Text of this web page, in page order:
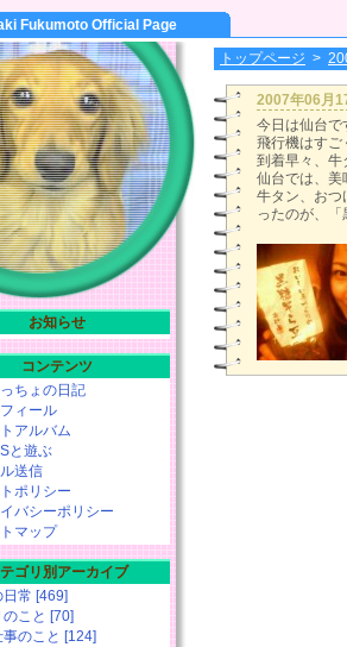
Fukumoto Official Page
トップページ >
2007年06月
今日は仙台で
飛行機はすご
到着早々、牛
仙台では、美
牛タン、お
ったのが、
お知らせ
コンテンツ
ちょの日記
ィール
アルバム
と遊ぶ
送信
ポリシー
バシーポリシー
マップ
ゴリ別アーカイブ
日常 [469]
のこと [70]
事のこと [124]